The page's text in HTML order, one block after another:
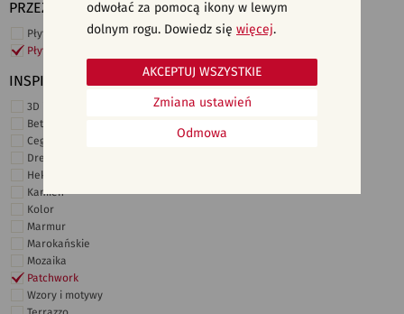
PRZEZNACZENIE
Płytki ścienne
Płytki podłogowe
INSPIRACJE
3D i struktury
Beton
Cegiełki
Drewno
Heksagonalne
Kamień
Kolor
Marmur
Marokańskie
Mozaika
Patchwork
Wzory i motywy
odwołać za pomocą ikony w lewym
dolnym rogu. Dowiedz się więcej.
Odmowa
Zmiana ustawień
AKCEPTUJ WSZYSTKIE